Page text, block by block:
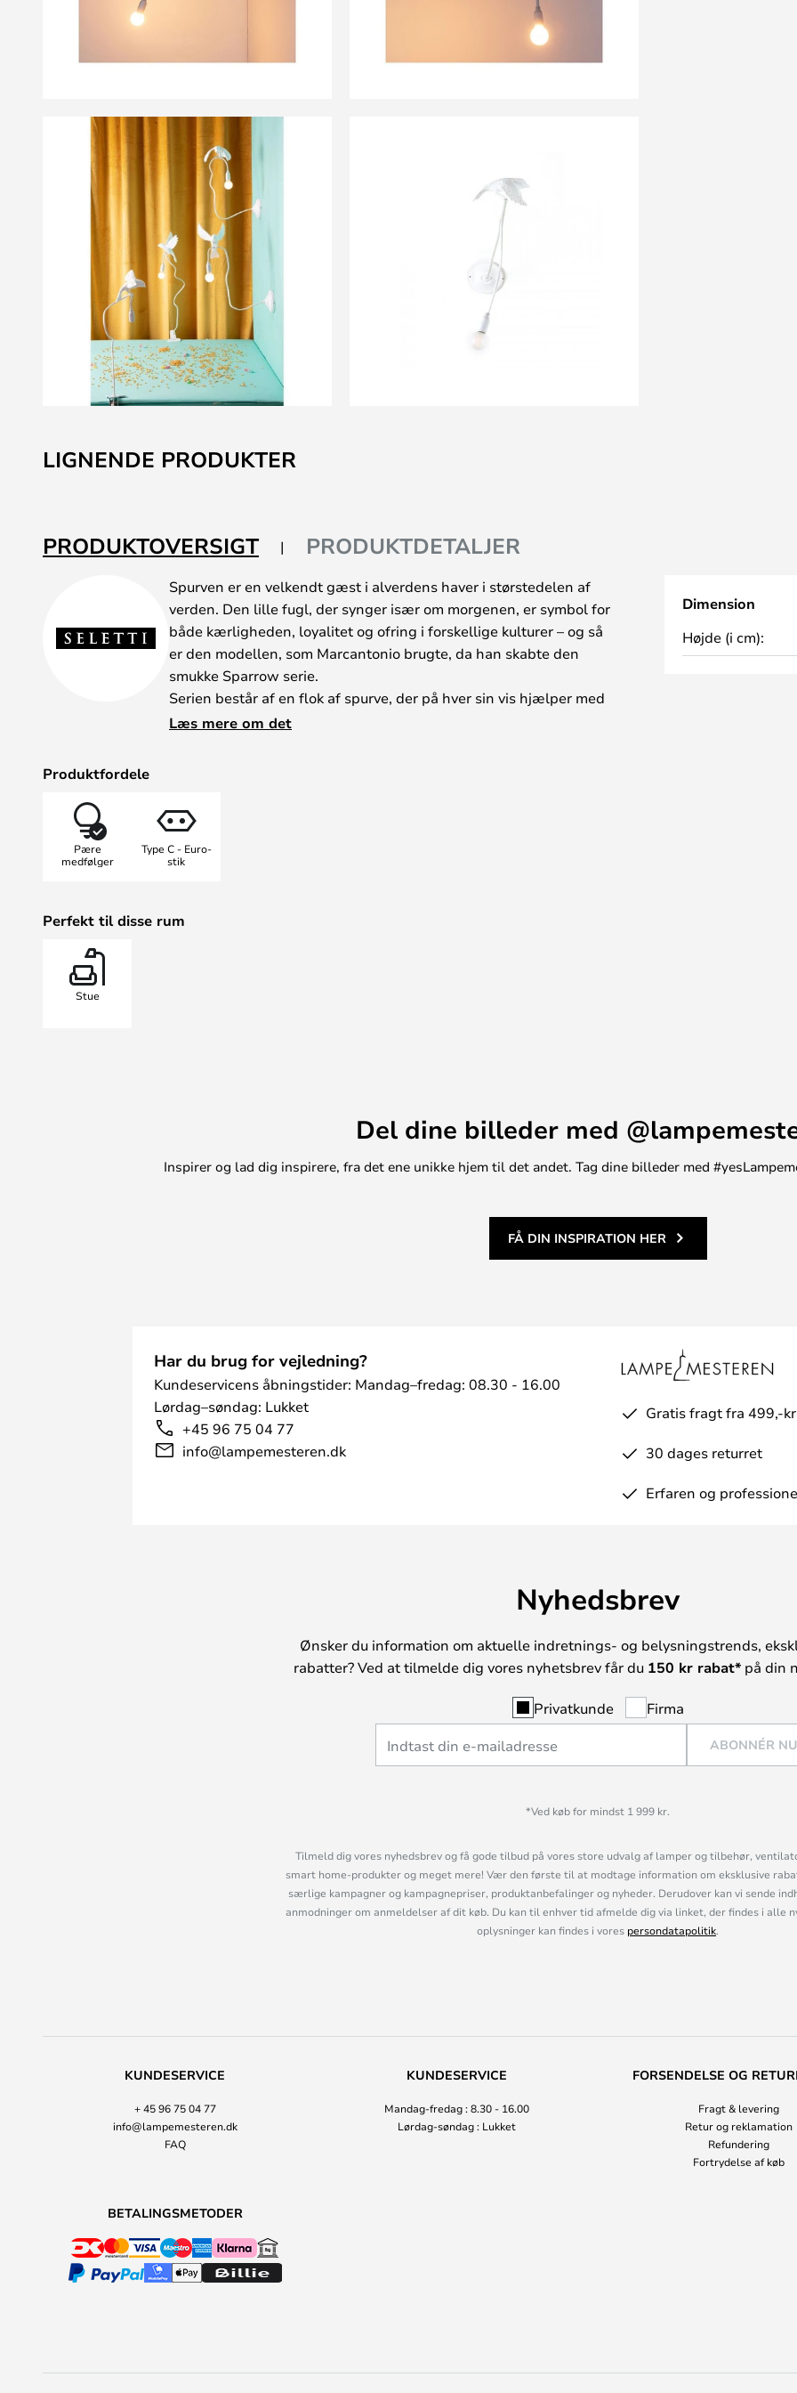
til
starten
LIGNENDE PRODUKTER
PRODUKTOVERSIGT PRODUKTDETALJER
Spurven er en velkendt gæst i alverdens haver i størstedelen af
verden. Den lille fugl, der synger især om morgenen, er symbol for
både kærligheden, loyalitet og ofring i forskellige kulturer – og så
er den modellen, som Marcantonio brugte, da han skabte den
smukke Sparrow serie.
Serien består af en flok af spurve, der på hver sin vis hjælper med
belysningen i dit hjem. Den ene løfter en pære på en ledning fra
hanner eller hunner – i naturen er det nemlig spurvens farve, der
afslører, om det er en han eller en hun. Er det så dyrplageri, at have
en spurv til at bo i indretningen? Nej, tvært imod! Spurve bosætter
Sparrow-lamper fra Seletti?
Læs mere om det
Produktfordele
Pære
medfølger
Type C - Euro-
stik
Perfekt til disse rum
Stue
Dimension
Højde (i cm):
Del dine billeder med
Inspirer og lad dig inspirere, fra det ene unikke hjem til det andet. Tag dine billeder med
FÅ DIN INSPIRATION HER
Har du brug for vejledning?
Kundeservicens åbningstider: Mandag–fredag: 08.30 - 16.00
Lørdag–søndag: Lukket
+45 96 75 04 77
info@lampemesteren.dk
Gratis fragt fra 499,-
30 dages returret
Erfaren og
Nyhedsbrev
Ønsker du information om aktuelle indretnings- og belysningstrends,
rabatter? Ved at tilmelde dig vores nyhetsbrev får du 150 kr rabat*på din
Privatkunde Firma
ABONNÉR NU
*Ved køb for mindst 1 999 kr.
Tilmeld dig vores nyhedsbrev og få gode tilbud på vores store udvalg af lamper og tilbehør,
smart home-produkter og meget mere! Vær den første til at modtage information om eksklusive
særlige kampagner og kampagnepriser, produktanbefalinger og nyheder. Derudover kan vi sende
anmodninger om anmeldelser af dit køb. Du kan til enhver tid afmelde dig via linket, der findes i alle
oplysninger kan findes i vores persondatapolitik.
KUNDESERVICE
+ 45 96 75 04 77
info@lampemesteren.dk
FAQ
KUNDESERVICE
Mandag-fredag : 8.30 - 16.00
Lørdag-søndag : Lukket
FORSENDELSE OG
Fragt & levering
Retur og reklamation
Refundering
Fortrydelse af køb
BETALINGSMETODER